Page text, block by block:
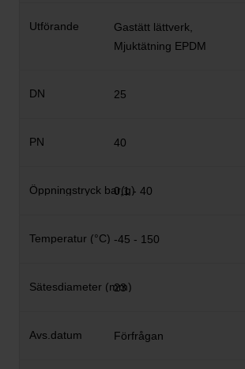
Gastätt lättverk,
Mjuktätning EPDM
25
40
0,1 - 40
-45 - 150
23
Förfrågan